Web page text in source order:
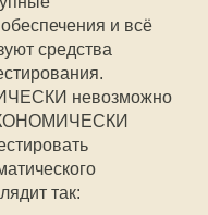
и всё
средства
невозможно

так: